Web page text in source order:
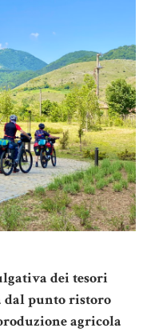
dei tesori
dal punto ristoro
agricola